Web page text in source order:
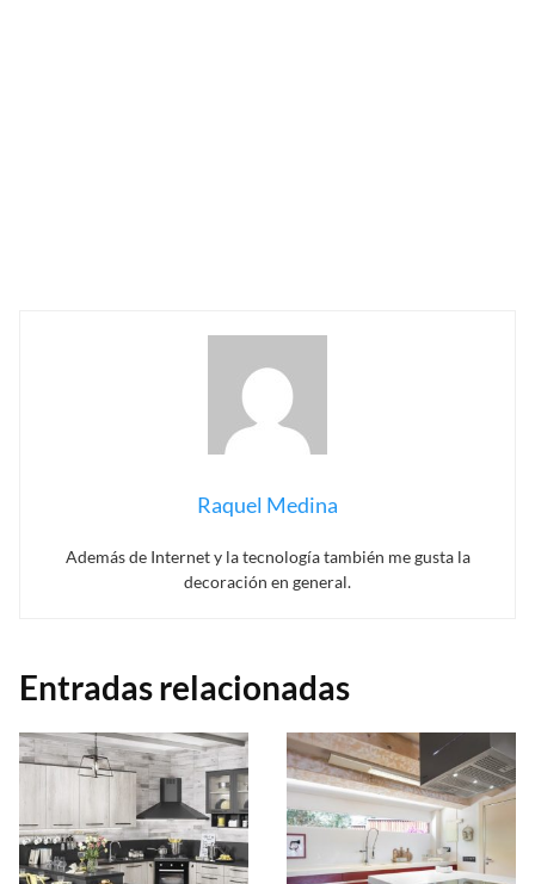
Raquel Medina
Además de Internet y la tecnología también me gusta la
decoración en general.
Entradas relacionadas